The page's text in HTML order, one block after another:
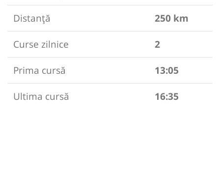
Distanță
250 km
Curse zilnice
2
Prima cursă
13:05
Ultima cursă
16:35